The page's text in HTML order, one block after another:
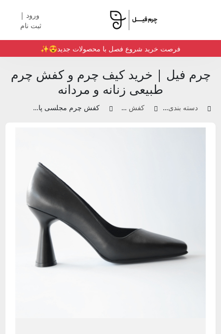
ورود |
ثبت نام
فرصت خرید شروع فصل با محصولات جدید😍✨️
چرم فیل | خرید کیف چرم و کفش چرم
طبیعی زنانه و مردانه
دسته بندی محصولات کفش چرم زنانه کفش چرم مجلسی پاشنه گرد | کد 44